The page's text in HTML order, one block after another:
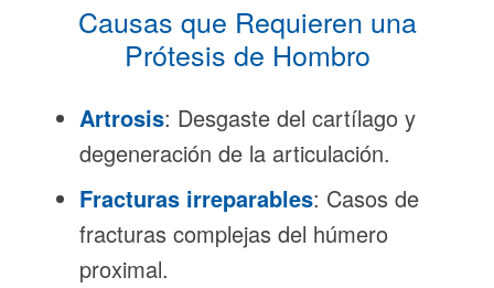
Causas que Requieren una
Prótesis de Hombro
Artrosis: Desgaste del cartílago y
degeneración de la articulación.
Fracturas irreparables: Casos de
fracturas complejas del húmero
proximal.